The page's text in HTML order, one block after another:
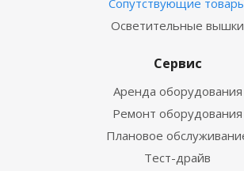
Сопутствующие
Осветительные вышки
Сервис
Аренда оборудования
Ремонт оборудования
Плановое
Тест-драйв